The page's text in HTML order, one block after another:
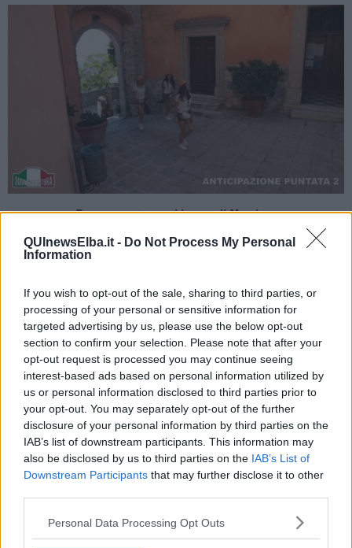
QUInewsElba.it - Do Not Process My Personal
Information
If you wish to opt-out of the sale, sharing to third parties, or
processing of your personal or sensitive information for
targeted advertising by us, please use the below opt-out
section to confirm your selection. Please note that after your
opt-out request is processed you may continue seeing
interest-based ads based on personal information utilized by
us or personal information disclosed to third parties prior to
your opt-out. You may separately opt-out of the further
disclosure of your personal information by third parties on the
IAB’s list of downstream participants. This information may
also be disclosed by us to third parties on the IAB’s List of
Downstream Participants that may further disclose it to other
Personal Data Processing Opt Outs
Donnavventura nel borgo di Marciana
Infine saranno raccontate le storie di alcune donne imprenditrici.
Donnavventura nelle miniere dell'Elba
L'appuntamento è per domenica28 Giugno dalle 13,50suRete 4.